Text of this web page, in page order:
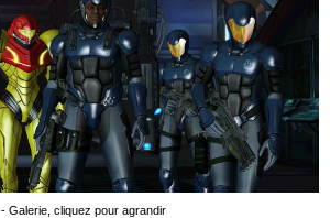
- Galerie, cliquez pour agrandir